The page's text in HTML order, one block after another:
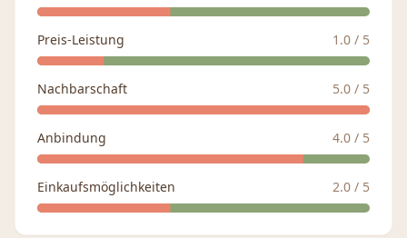
Preis-Leistung 1.0 / 5
Nachbarschaft 5.0 / 5
Anbindung 4.0 / 5
Einkaufsmöglichkeiten 2.0 / 5